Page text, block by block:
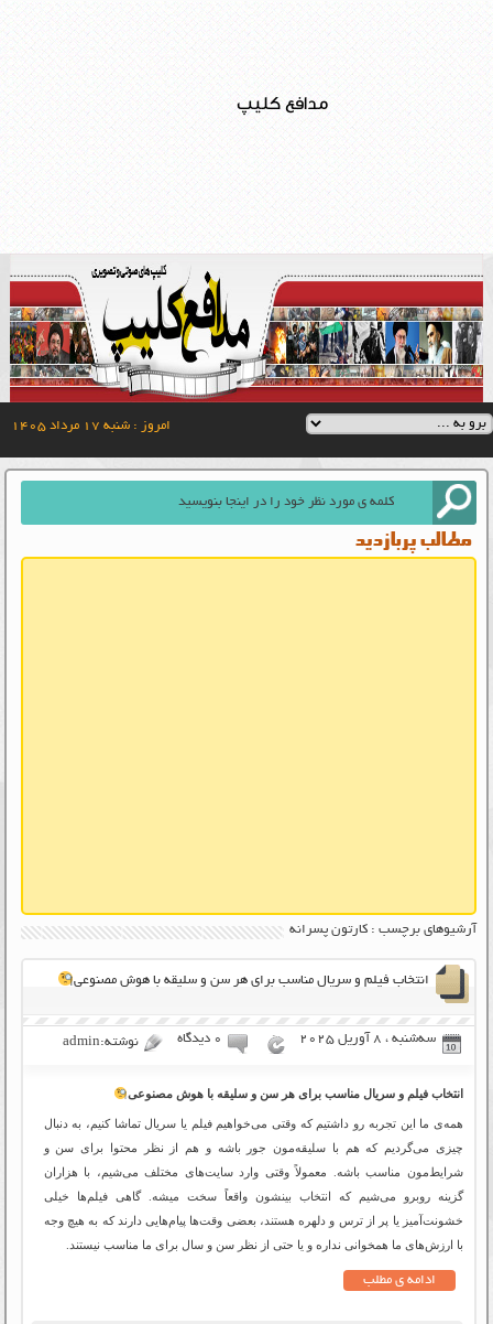
مدافع کلیپ
امروز : شنبه ۱۷ مرداد ۱۴۰۵
مطالب پربازدید
آرشیوهای برچسب : کارتون پسرانه
انتخاب فیلم و سریال مناسب برای هر سن و سلیقه با هوش مصنوعی
سه‌شنبه ، 8 آوریل 2025 ۰ دیدگاه نوشته:admin
انتخاب فیلم و سریال مناسب برای هر سن و سلیقه با هوش مصنوعی
همه‌ی ما این تجربه رو داشتیم که وقتی می‌خواهیم فیلم یا سریال تماشا کنیم، به دنبال
چیزی می‌گردیم که هم با سلیقه‌مون جور باشه و هم از نظر محتوا برای سن و
شرایط‌مون مناسب باشه. معمولاً وقتی وارد سایت‌های مختلف می‌شیم، با هزاران
گزینه روبرو می‌شیم که انتخاب بینشون واقعاً سخت میشه. گاهی فیلم‌ها خیلی
خشونت‌آمیز یا پر از ترس و دلهره هستند، بعضی وقت‌ها پیام‌هایی دارند که به هیچ وجه
با ارزش‌های ما همخوانی نداره و یا حتی از نظر سن و سال برای ما مناسب نیستند.
ادامه ی مطلب